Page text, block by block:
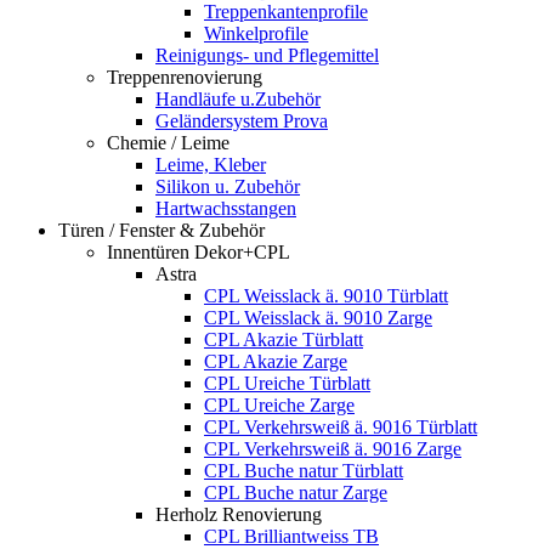
Treppenkantenprofile
Winkelprofile
Reinigungs- und Pflegemittel
Treppenrenovierung
Handläufe u.Zubehör
Geländersystem Prova
Chemie / Leime
Leime, Kleber
Silikon u. Zubehör
Hartwachsstangen
Türen / Fenster & Zubehör
Innentüren Dekor+CPL
Astra
CPL Weisslack ä. 9010 Türblatt
CPL Weisslack ä. 9010 Zarge
CPL Akazie Türblatt
CPL Akazie Zarge
CPL Ureiche Türblatt
CPL Ureiche Zarge
CPL Verkehrsweiß ä. 9016 Türblatt
CPL Verkehrsweiß ä. 9016 Zarge
CPL Buche natur Türblatt
CPL Buche natur Zarge
Herholz Renovierung
CPL Brilliantweiss TB